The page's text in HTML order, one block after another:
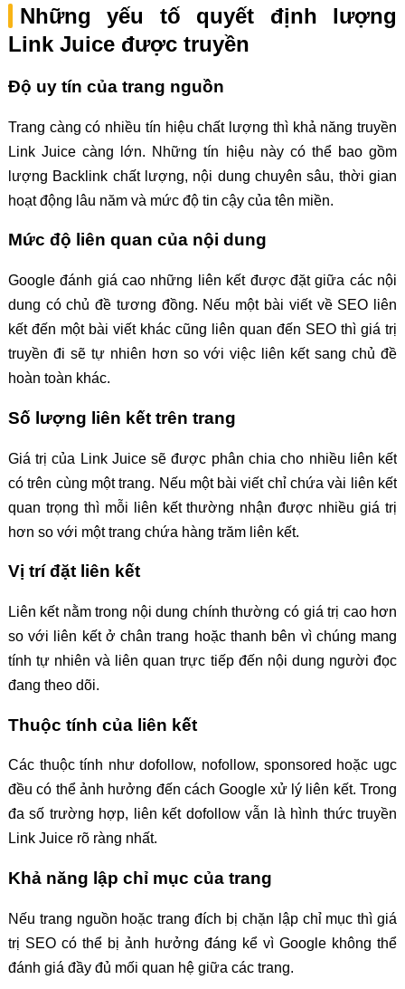
Những yếu tố quyết định lượng
Link Juice được truyền
Độ uy tín của trang nguồn
Trang càng có nhiều tín hiệu chất lượng thì khả năng truyền
Link Juice càng lớn. Những tín hiệu này có thể bao gồm
lượng Backlink chất lượng, nội dung chuyên sâu, thời gian
hoạt động lâu năm và mức độ tin cậy của tên miền.
Mức độ liên quan của nội dung
Google đánh giá cao những liên kết được đặt giữa các nội
dung có chủ đề tương đồng. Nếu một bài viết về SEO liên
kết đến một bài viết khác cũng liên quan đến SEO thì giá trị
truyền đi sẽ tự nhiên hơn so với việc liên kết sang chủ đề
hoàn toàn khác.
Số lượng liên kết trên trang
Giá trị của Link Juice sẽ được phân chia cho nhiều liên kết
có trên cùng một trang. Nếu một bài viết chỉ chứa vài liên kết
quan trọng thì mỗi liên kết thường nhận được nhiều giá trị
hơn so với một trang chứa hàng trăm liên kết.
Vị trí đặt liên kết
Liên kết nằm trong nội dung chính thường có giá trị cao hơn
so với liên kết ở chân trang hoặc thanh bên vì chúng mang
tính tự nhiên và liên quan trực tiếp đến nội dung người đọc
đang theo dõi.
Thuộc tính của liên kết
Các thuộc tính như dofollow, nofollow, sponsored hoặc ugc
đều có thể ảnh hưởng đến cách Google xử lý liên kết. Trong
đa số trường hợp, liên kết dofollow vẫn là hình thức truyền
Link Juice rõ ràng nhất.
Khả năng lập chỉ mục của trang
Nếu trang nguồn hoặc trang đích bị chặn lập chỉ mục thì giá
trị SEO có thể bị ảnh hưởng đáng kể vì Google không thể
đánh giá đầy đủ mối quan hệ giữa các trang.